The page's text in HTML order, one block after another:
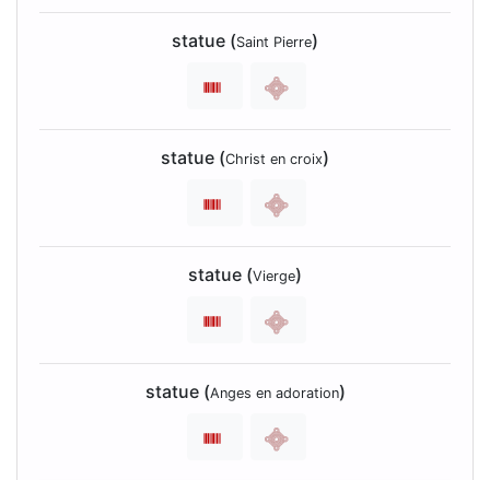
statue (Saint Pierre)
statue (Christ en croix)
statue (Vierge)
statue (Anges en adoration)